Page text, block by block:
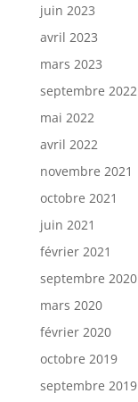
juin 2023
avril 2023
mars 2023
septembre 2022
mai 2022
avril 2022
novembre 2021
octobre 2021
juin 2021
février 2021
septembre 2020
mars 2020
février 2020
octobre 2019
septembre 2019